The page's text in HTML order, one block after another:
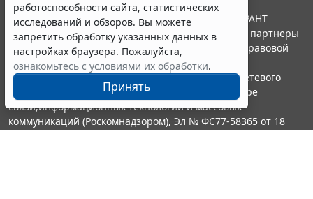
работоспособности сайта, статистических
исследований и обзоров. Вы можете
запретить обработку указанных данных в
настройках браузера. Пожалуйста,
ознакомьтесь с условиями их обработки.
Принять
© ООО "НПП "ГАРАНТ-СЕРВИС", 2026. Система ГАРАНТ
выпускается с 1990 года. Компания "Гарант" и ее партнеры
являются участниками Российской ассоциации правовой
информации ГАРАНТ.
Портал ГАРАНТ.РУ зарегистрирован в качестве сетевого
издания Федеральной службой по надзору в сфере
связи,информационных технологий и массовых
коммуникаций (Роскомнадзором), Эл № ФС77-58365 от 18